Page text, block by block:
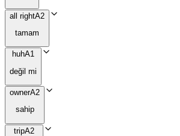
all rightA2
tamam
huhA1
değil mi
ownerA2
sahip
tripA2